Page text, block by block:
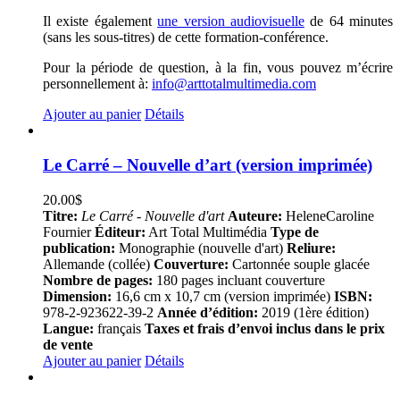
Il existe égalementune version audiovisuellede 64 minutes
(sans les sous-titres) de cette formation-conférence.
Pour la période de question, à la fin, vous pouvez m’écrire
personnellement à: info@arttotalmultimedia.com
Ajouter au panier Détails
Le Carré – Nouvelle d’art (version imprimée)
20.00$
Titre: Le Carré - Nouvelle d'art Auteure: HeleneCaroline
FournierÉditeur: Art Total Multimédia Type de
publication: Monographie (nouvelle d'art) Reliure:
Allemande (collée) Couverture: Cartonnée souple glacée
Nombre de pages: 180 pages incluant couverture
Dimension: 16,6 cm x 10,7 cm (version imprimée) ISBN:
978-2-923622-39-2 Année d’édition: 2019 (1ère édition)
Langue: français Taxes et frais d’envoi inclus dans le prix
de vente
Ajouter au panier Détails